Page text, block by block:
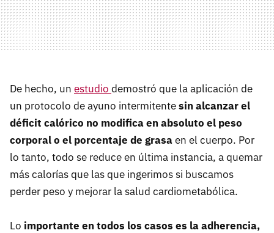
De hecho, un estudio demostró que la aplicación de
un protocolo de ayuno intermitentesin alcanzar el
déficit calórico no modifica en absoluto el peso
corporal o el porcentaje de grasaen el cuerpo. Por
lo tanto, todo se reduce en última instancia, a quemar
más calorías que las que ingerimos si buscamos
perder peso y mejorar la salud cardiometabólica.
Lo importante en todos los casos es la adherencia,